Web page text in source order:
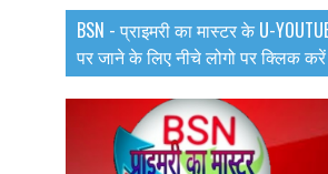
BSN - प्राइमरी का मास्टर के U-
पर जाने के लिए नीचे लोगो पर क्लिक करें